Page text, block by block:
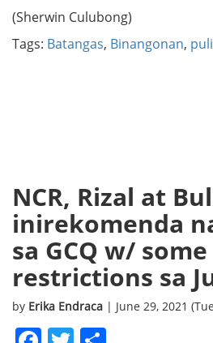
(Sherwin Culubong)
Tags: Batangas, Binangonan,
NCR, Rizal at
inirekomenda
sa GCQ w/ some
restrictions sa
by Erika Endraca | June 29, 2021